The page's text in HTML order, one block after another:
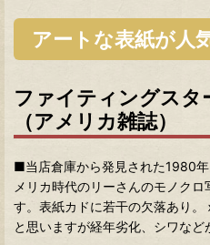
アートな表紙が人
ファイティングスタ
（アメリカ雑誌）
■当店倉庫から発見された1980
メリカ時代のリーさんのモノク
す。表紙カドに若干の欠落あり
と思いますが経年劣化、シワなど